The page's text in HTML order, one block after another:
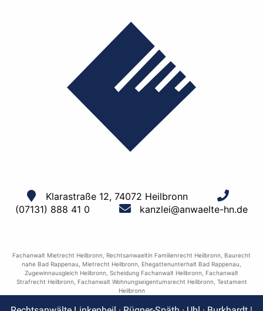
Klarastraße 12, 74072 Heilbronn
(07131) 888 41 0
kanzlei@anwaelte-hn.de
Fachanwalt Mietrecht Heilbronn Rechtsanwaeltin Familienrecht Heilbronn
Baurecht
nahe Bad Rappenau
Mietrecht Heilbronn Ehegattenunterhalt Bad Rappenau
Zugewinnausgleich Heilbronn Scheidung Fachanwalt Heilbronn
Fachanwalt
Strafrecht Heilbronn
Fachanwalt Wohnungseigentumsrecht Heilbronn Testament
Heilbronn